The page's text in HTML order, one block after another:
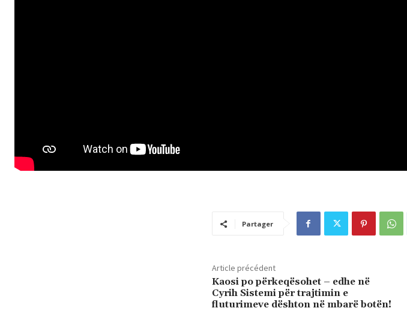
Partager
Article précédent
Kaosi po përkeqësohet – edhe në
Cyrih Sistemi për trajtimin e
fluturimeve dështon në mbarë botën!